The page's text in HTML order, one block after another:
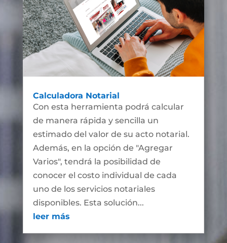
Calculadora Notarial
Con esta herramienta podrá calcular
de manera rápida y sencilla un
estimado del valor de su acto notarial.
Además, en la opción de "Agregar
Varios", tendrá la posibilidad de
conocer el costo individual de cada
uno de los servicios notariales
disponibles. Esta solución...
leer más